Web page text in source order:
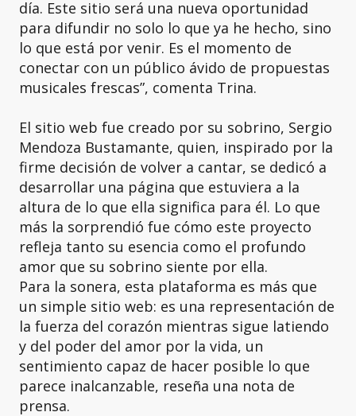
día. Este sitio será una nueva oportunidad
para difundir no solo lo que ya he hecho, sino
lo que está por venir. Es el momento de
conectar con un público ávido de propuestas
musicales frescas”, comenta Trina.
El sitio web fue creado por su sobrino, Sergio
Mendoza Bustamante, quien, inspirado por la
firme decisión de volver a cantar, se dedicó a
desarrollar una página que estuviera a la
altura de lo que ella significa para él. Lo que
más la sorprendió fue cómo este proyecto
refleja tanto su esencia como el profundo
amor que su sobrino siente por ella.
Para la sonera, esta plataforma es más que
un simple sitio web: es una representación de
la fuerza del corazón mientras sigue latiendo
y del poder del amor por la vida, un
sentimiento capaz de hacer posible lo que
parece inalcanzable, reseña una nota de
prensa.